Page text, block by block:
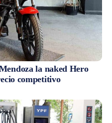
la naked Hero
competitivo